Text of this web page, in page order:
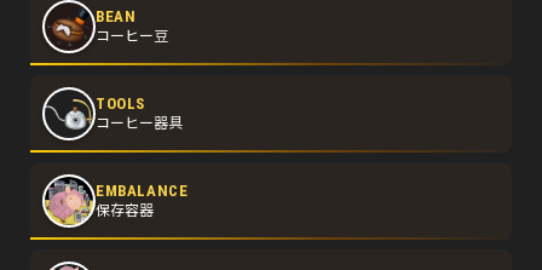
BEAN
コーヒー豆
TOOLS
コーヒー器具
EMBALANCE
保存容器